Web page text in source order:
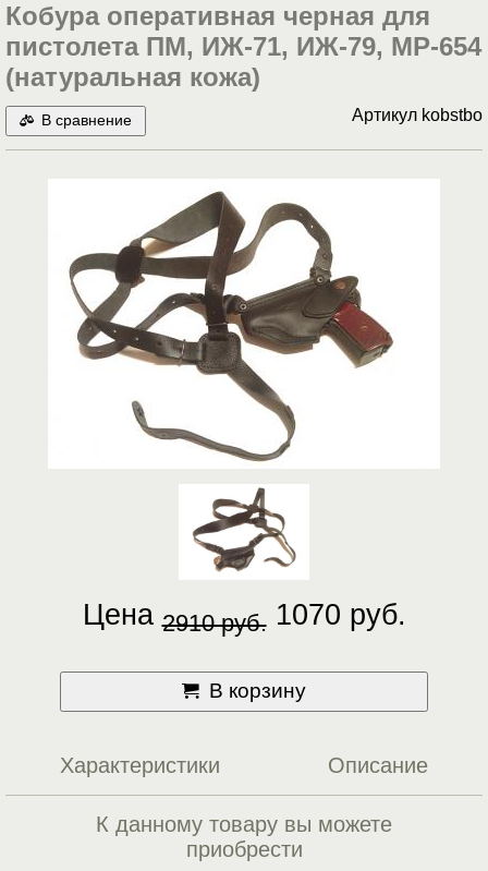
Кобура оперативная черная для
пистолета ПМ, ИЖ-71, ИЖ-79, МР-654
(натуральная кожа)
В сравнение Артикул kobstbo
Цена 2910 руб. 1070 руб.
В корзину
Характеристики Описание
К данному товару вы можете
приобрести